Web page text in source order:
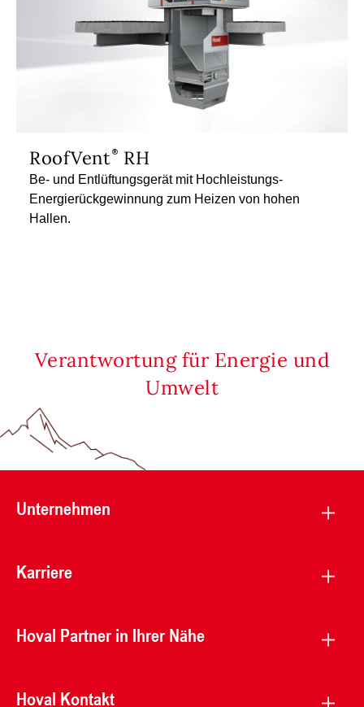
RoofVent RH
Be- und Entlüftungsgerät mit Hochleistungs-
Energierückgewinnung zum Heizen von hohen
Hallen.
Verantwortung für Energie und
Umwelt
Unternehmen
Karriere
Hoval Partner in Ihrer Nähe
Hoval Kontakt